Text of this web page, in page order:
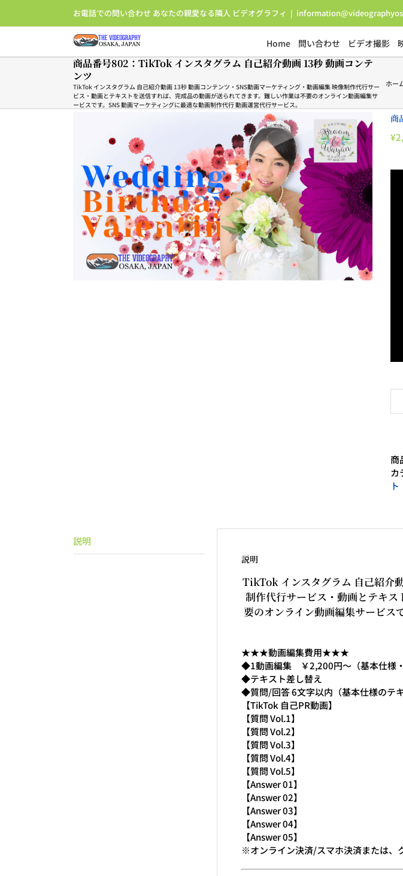
お電話での問い合わせ あなたの親愛なる隣人 ビデオグラフィ |
Home 問い合わせ ビデオ撮影
商品番号802：TikTok インスタグラム 自己紹介動画 13秒 動画コンテ
ンツ
TikTok インスタグラム 自己紹介動画 13秒 動画コンテンツ・SNS動画マーケティング・動画編集 映像制作代行サー
ビス・動画とテキストを送信すれば、完成品の動画が送られてきます。難しい作業は不要のオンライン動画編集サ
ービスです。SNS 動画マーケティングに最適な動画制作代行 動画運営代行サービス。
ホー
商
¥
商
カ
ト
説明
説明
TikTok インスタグラム 自己紹介
制作代行サービス・動画とテキ
要のオンライン動画編集サービス
★★★動画編集費用★★★
◆1動画編集 ￥2,200円～（基本仕様・
◆テキスト差し替え
◆質問/回答 6文字以内（基本仕様のテ
【TikTok 自己PR動画】
【質問 Vol.1】
【質問 Vol.2】
【質問 Vol.3】
【質問 Vol.4】
【質問 Vol.5】
【Answer 01】
【Answer 02】
【Answer 03】
【Answer 04】
【Answer 05】
※オンライン決済/スマホ決済または、